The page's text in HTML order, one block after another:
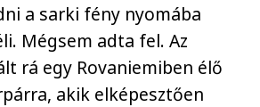
a sarki fény nyomába
Mégsem adta fel. Az
rá egy Rovaniemiben élő
akik elképesztően